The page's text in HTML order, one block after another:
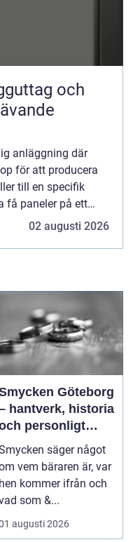
anläggning där
för att producera
till en specifik
få paneler på ett
eller tusental...
02 augusti 2026
Göteborg
hantverk, historia
personligt
uttryck
säger något
vem bäraren är, var
hen kommer ifrån och
som &...
augusti 2026